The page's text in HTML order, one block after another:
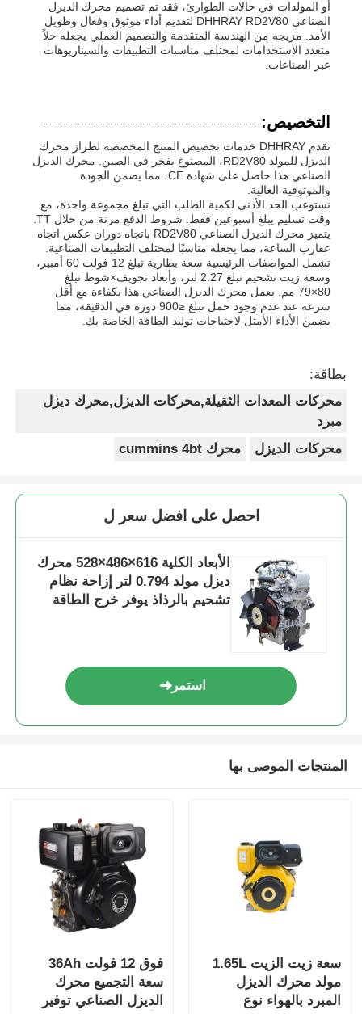
أو المولدات في حالات الطوارئ، فقد تم تصميم محرك الديزل
الصناعي DHHRAY RD2V80 لتقديم أداء موثوق وفعال وطويل
الأمد. مزيجه من الهندسة المتقدمة والتصميم العملي يجعله حلاً
متعدد الاستخدامات لمختلف مناسبات التطبيقات والسيناريوهات
عبر الصناعات.
التخصيص:
تقدم DHHRAY خدمات تخصيص المنتج المخصصة لطراز محرك
الديزل للمولد RD2V80، المصنوع بفخر في الصين. محرك الديزل
الصناعي هذا حاصل على شهادة CE، مما يضمن الجودة
والموثوقية العالية.
نستوعب الحد الأدنى لكمية الطلب التي تبلغ مجموعة واحدة، مع
يتميز محرك الديزل الصناعي RD2V80 باتجاه دوران عكس اتجاه
عقارب الساعة، مما يجعله مناسبًا لمختلف التطبيقات الصناعية.
تشمل المواصفات الرئيسية سعة بطارية تبلغ 12 فولت 60 أمبير،
وسعة زيت تشحيم تبلغ 2.27 لتر، وأبعاد تجويف×شوط تبلغ
80×79 مم. يعمل محرك الديزل الصناعي هذا بكفاءة مع أقل
سرعة عند عدم وجود حمل تبلغ ≤900 دورة في الدقيقة، مما
يضمن الأداء الأمثل لاحتياجات توليد الطاقة الخاصة بك.
بطاقة:
محركات المعدات الثقيلة,محركات الديزل,محرك ديزل
مبرد
محركات الديزل
محرك cummins 4bt
احصل على افضل سعر ل
الأبعاد الكلية 616×486×528 محرك
ديزل مولد 0.794 لتر إزاحة نظام
تشحيم بالرذاذ يوفر خرج الطاقة
استمر
المنتجات الموصى بها
سعة زيت الزيت 1.65L
مولد محرك الديزل
المبرد بالهواء نوع
فوق 12 فولت 36Ah
سعة التجميع محرك
الديزل الصناعي توفير